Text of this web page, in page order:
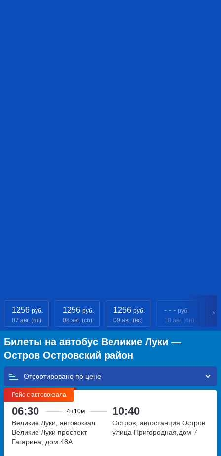
1256 руб.
07 авг. (пт)
1256 руб.
08 авг. (сб)
1256 руб.
09 авг. (вс)
- - - руб.
10 авг. (пн)
Билеты на автобус Великие Луки —
Остров Островский район
Отсортировано по
Рейс с автовокзала
06:30 4ч 10м 10:40
Великие Луки, автовокзал
Великие Луки проспект
Гагарина, дом 48А
Остров, автостанция Остров
улица Пригородная,дом 7